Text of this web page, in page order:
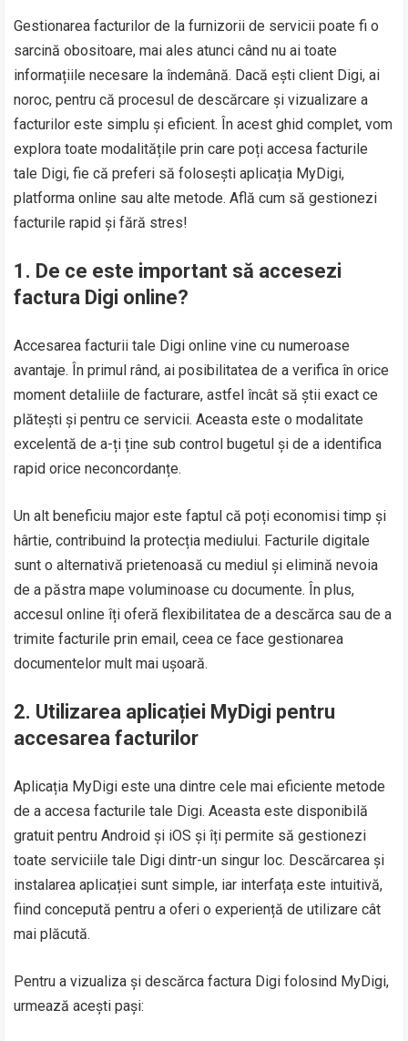
Gestionarea facturilor de la furnizorii de servicii poate fi o
sarcină obositoare, mai ales atunci când nu ai toate
informațiile necesare la îndemână. Dacă ești client Digi, ai
noroc, pentru că procesul de descărcare și vizualizare a
facturilor este simplu și eficient. În acest ghid complet, vom
explora toate modalitățile prin care poți accesa facturile
tale Digi, fie că preferi să folosești aplicația MyDigi,
platforma online sau alte metode. Află cum să gestionezi
facturile rapid și fără stres!
1. De ce este important să accesezi
factura Digi online?
Accesarea facturii tale Digi online vine cu numeroase
avantaje. În primul rând, ai posibilitatea de a verifica în orice
moment detaliile de facturare, astfel încât să știi exact ce
plătești și pentru ce servicii. Aceasta este o modalitate
excelentă de a-ți ține sub control bugetul și de a identifica
rapid orice neconcordanțe.
Un alt beneficiu major este faptul că poți economisi timp și
hârtie, contribuind la protecția mediului. Facturile digitale
sunt o alternativă prietenoasă cu mediul și elimină nevoia
de a păstra mape voluminoase cu documente. În plus,
accesul online îți oferă flexibilitatea de a descărca sau de a
trimite facturile prin email, ceea ce face gestionarea
documentelor mult mai ușoară.
2. Utilizarea aplicației MyDigi pentru
accesarea facturilor
Aplicația MyDigi este una dintre cele mai eficiente metode
de a accesa facturile tale Digi. Aceasta este disponibilă
gratuit pentru Android și iOS și îți permite să gestionezi
toate serviciile tale Digi dintr-un singur loc. Descărcarea și
instalarea aplicației sunt simple, iar interfața este intuitivă,
fiind concepută pentru a oferi o experiență de utilizare cât
mai plăcută.
Pentru a vizualiza și descărca factura Digi folosind MyDigi,
urmează acești pași: